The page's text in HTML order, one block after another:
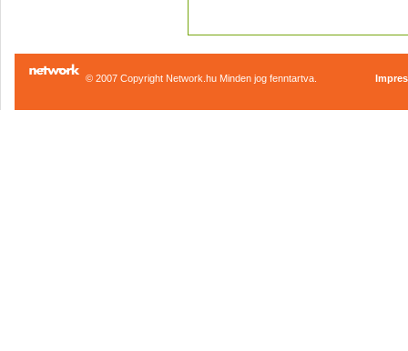
© 2007 Copyright Network.hu Minden jog fenntartva.